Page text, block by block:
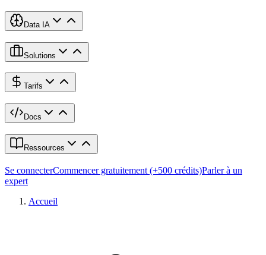
Data IA
Solutions
Tarifs
Docs
Ressources
Se connecterCommencer gratuitement (+500 crédits)Parler à un
expert
Accueil